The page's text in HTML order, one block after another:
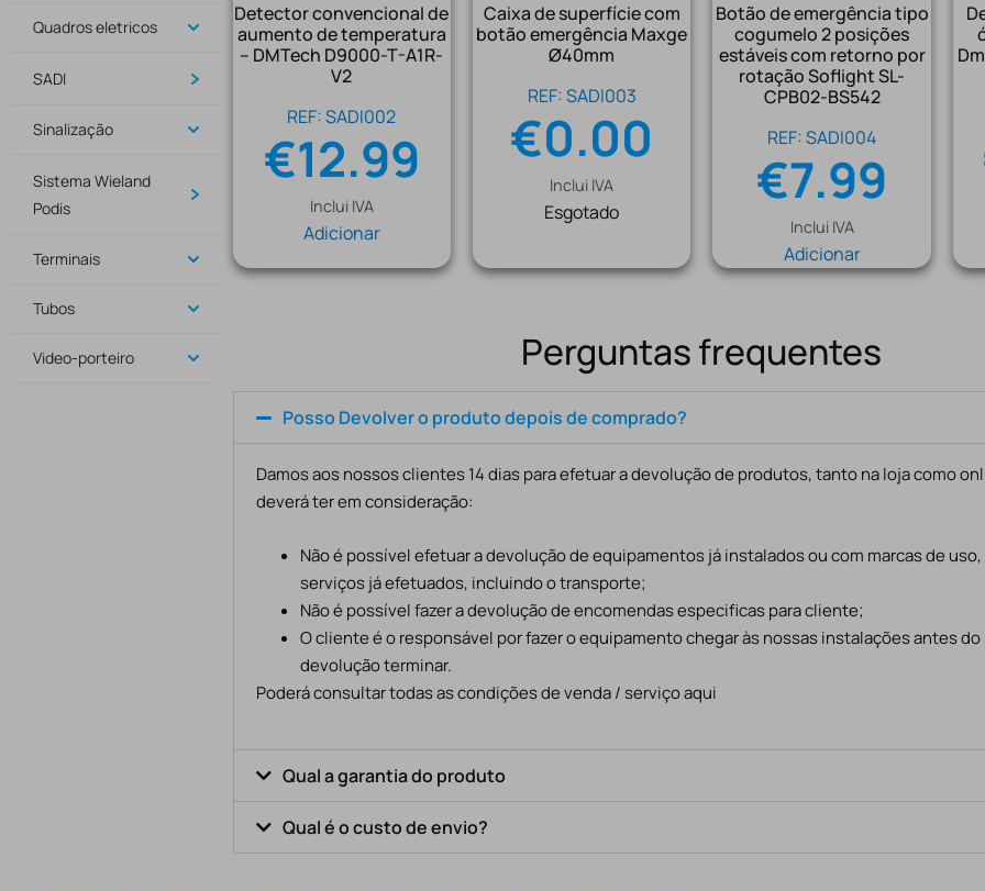
Quadros eletricos
SADI
Sinalização
Sistema Wieland
Podis
Terminais
Tubos
Video-porteiro
Detector convencional de
aumento de temperatura
– DMTech D9000-T-A1R-
V2
REF: SADI002
€12.99
Inclui IVA
Adicionar
Caixa de superfície com
botão emergência Maxge
Ø40mm
REF: SADI003
€0.00
Inclui IVA
Esgotado
Botão de emergência tipo
cogumelo 2 posições
estáveis com retorno por
rotação Soflight SL-
CPB02-BS542
REF: SADI004
€7.99
Inclui IVA
Adicionar
Perguntas frequentes
Posso Devolver o produto depois de comprado?
Damos aos nossos clientes 14 dias para efetuar a devolução de produtos, tanto na loja como
deverá ter em consideração:
Não é possível efetuar a devolução de equipamentos já instalados ou com marcas de
serviços já efetuados, incluindo o transporte;
Não é possível fazer a devolução de encomendas especificas para cliente;
O cliente é o responsável por fazer o equipamento chegar às nossas instalações antes
devolução terminar.
Poderá consultar todas as condições de venda / serviço aqui
Qual a garantia do produto
Qual é o custo de envio?